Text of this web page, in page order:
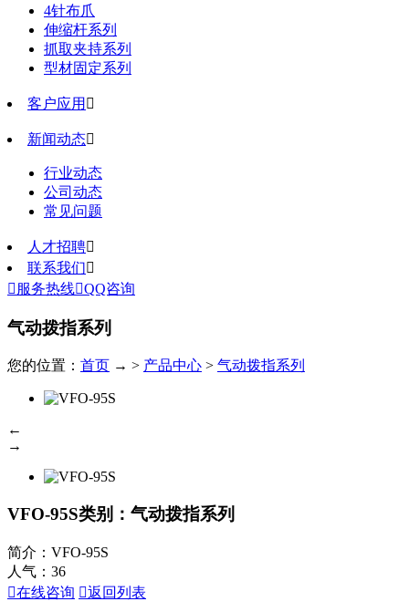
4针布爪
伸缩杆系列
抓取夹持系列
型材固定系列
客户应用 
新闻动态
行业动态
公司动态
常见问题
人才招聘
联系我们
 服务热线QQ咨询
气动拨指系列
您的位置： 首页 → > 产品中心 > 气动拨指系列
←
→
VFO-95S类别：气动拨指系列
简介：VFO-95S
人气： 36
在线咨询 返回列表